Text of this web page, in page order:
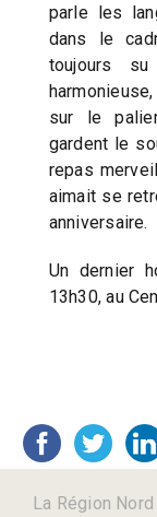
parle les
dans le
toujours
sur le
gardent le
repas
aimait se
anniversaire.
Un dernier
13h30, au
La Région